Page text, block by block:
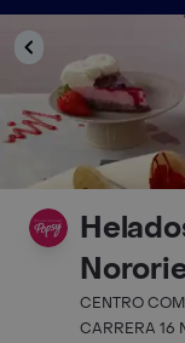
CENTRO
CARRERA 16